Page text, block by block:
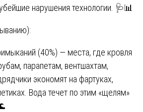
нарушения технологии. 🩺📊
(40%) — места, где кровля
парапетам, вентшахтам,
экономят на фартуках,
Вода течет по этим «щелям»